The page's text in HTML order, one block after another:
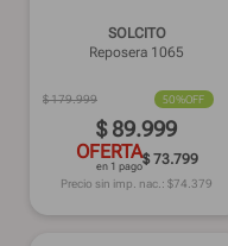
SOLCITO
Reposera 1065
$179.999 50%OFF
$ 89.999
OFERTA
en 1 pago$ 73.799
Precio sin imp. nac.: $74.379